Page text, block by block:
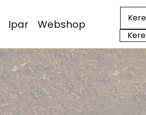
Ipar Webshop